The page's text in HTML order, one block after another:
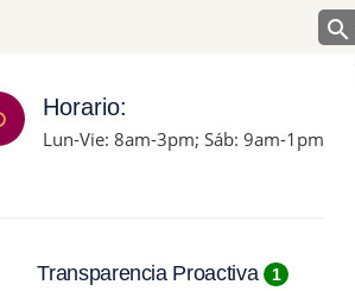
Horario:
Lun-Vie: 8am-3pm; Sáb: 9am-1pm
Transparencia Proactiva 1